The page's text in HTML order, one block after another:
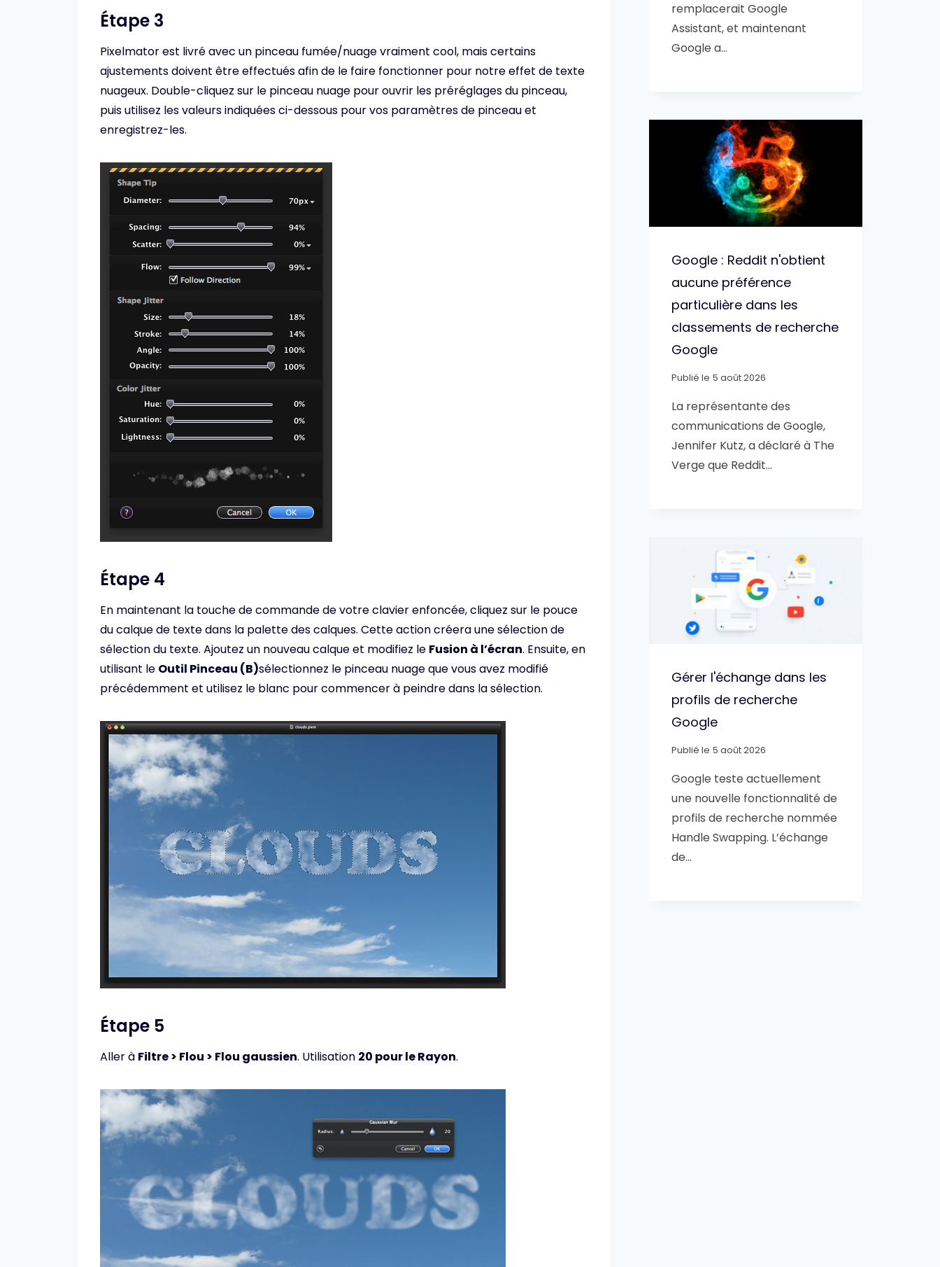
Étape 3
Pixelmator est livré avec un pinceau fumée/nuage vraiment cool, mais certains
ajustements doivent être effectués afin de le faire fonctionner pour notre effet de texte
nuageux. Double-cliquez sur le pinceau nuage pour ouvrir les préréglages du pinceau,
puis utilisez les valeurs indiquées ci-dessous pour vos paramètres de pinceau et
enregistrez-les.
Étape 4
En maintenant la touche de commande de votre clavier enfoncée, cliquez sur le pouce
du calque de texte dans la palette des calques. Cette action créera une sélection de
sélection du texte. Ajoutez un nouveau calque et modifiez le Fusion à l’écran. Ensuite, en
utilisant le Outil Pinceau (B)sélectionnez le pinceau nuage que vous avez modifié
précédemment et utilisez le blanc pour commencer à peindre dans la sélection.
Étape 5
Aller à Filtre > Flou > Flou gaussien. Utilisation 20 pour le Rayon.
remplacerait Google
Assistant, et maintenant
Google a…
Google : Reddit n'obtient
aucune préférence
particulière dans les
classements de recherche
Google
Publié le 5 août 2026
La représentante des
communications de Google,
Jennifer Kutz, a déclaré à The
Verge que Reddit…
Gérer l'échange dans les
profils de recherche
Google
Publié le 5 août 2026
Google teste actuellement
une nouvelle fonctionnalité de
profils de recherche nommée
Handle Swapping. L’échange
de…